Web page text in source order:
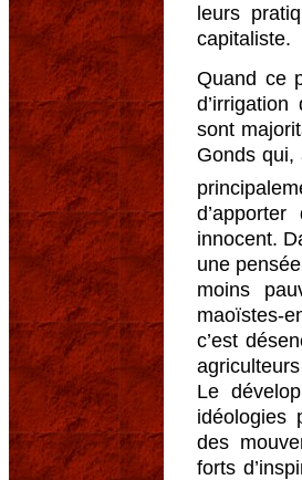
leurs
capitaliste.
Quand ce
sont
Gonds qui,
innocent.
une
moins
maoïstes-
c’est
Le
idéologies
des
forts